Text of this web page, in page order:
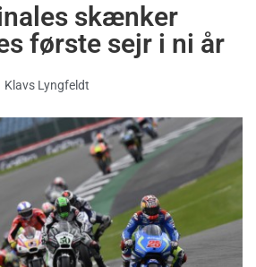
skænker
første sejr i ni år
Klavs Lyngfeldt